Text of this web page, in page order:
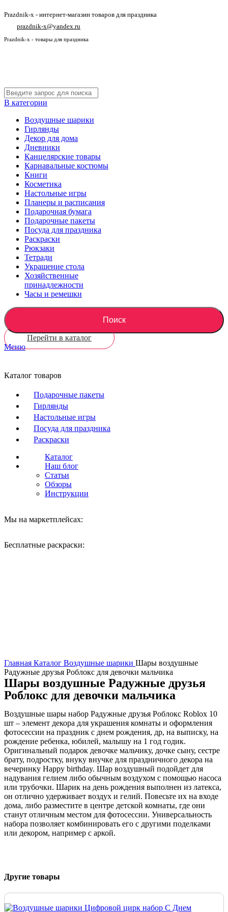
Prazdnik-x - интернет-магазин товаров для праздника
prazdnik-x@yandex.ru
Prazdnik-x - товары для праздника
В категории
Воздушные шарики
Гирлянды
Декор для дома
Дневники
Канцелярские товары
Карнавальные костюмы
Книги
Косметика
Настольные игры
Планеры и расписания
Подарочная бумага
Подарочные пакеты
Посуда для праздника
Раскраски
Рюкзаки
Тетради
Украшение стола
Хозяйственные
принадлежности
Часы и ремешки
Поиск
Перейти в каталог
Меню
Каталог товаров
Подарочные пакеты
Гирлянды
Настольные игры
Посуда для праздника
Раскраски
Каталог
Наш блог
Статьи
Обзоры
Инструкции
Мы на маркетплейсах:
Бесплатные раскраски:
Главная Каталог Воздушные шарики Шары воздушные
Радужные друзья Роблокс для девочки мальчика
Шары воздушные Радужные друзья
Роблокс для девочки мальчика
Воздушные шары набор Радужные друзья Роблокс Roblox 10
шт – элемент декора для украшения комнаты и оформления
фотосессии на праздник с днем рождения, др, на выписку, на
рождение ребенка, юбилей, малышу на 1 год годик.
Оригинальный подарок девочке мальчику, дочке сыну, сестре
брату, подростку, внуку внучке для праздничного декора на
вечеринку Happy birthday. Шар воздушный подойдет для
надувания гелием либо обычным воздухом с помощью насоса
или трубочки. Шарик на день рождения выполнен из латекса,
он отлично удерживает воздух и гелий. Повесьте их на входе
дома, либо разместите в центре детской комнаты, где они
станут отличным местом для фотосессии. Универсальность
набора позволяет комбинировать его с другими поделками
или декором, например с аркой.
Другие товары